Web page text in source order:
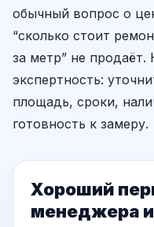
обычный вопрос о
“сколько стоит
за метр” не продаёт.
экспертность:
площадь, сроки,
готовность к замеру.
Хороший
менеджера